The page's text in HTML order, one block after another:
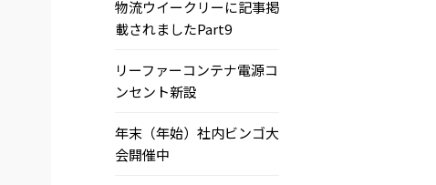
物流ウイークリーに記事掲
載されましたPart9
リーファーコンテナ電源コ
ンセント新設
年末（年始）社内ビンゴ大
会開催中